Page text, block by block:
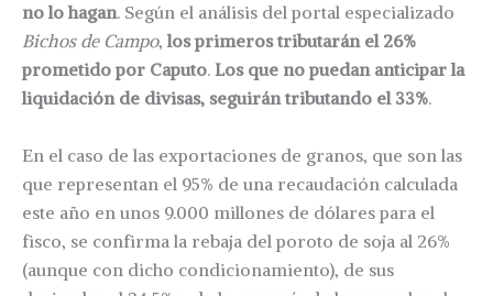
no lo hagan. Según el análisis del portal especializado
Bichos de Campo, los primeros tributarán el 26%
prometido por Caputo. Los que no puedan anticipar la
liquidación de divisas, seguirán tributando el 33%.
En el caso de las exportaciones de granos, que son las
que representan el 95% de una recaudación calculada
este año en unos 9.000 millones de dólares para el
fisco, se confirma la rebaja del poroto de soja al 26%
(aunque con dicho condicionamiento), de sus